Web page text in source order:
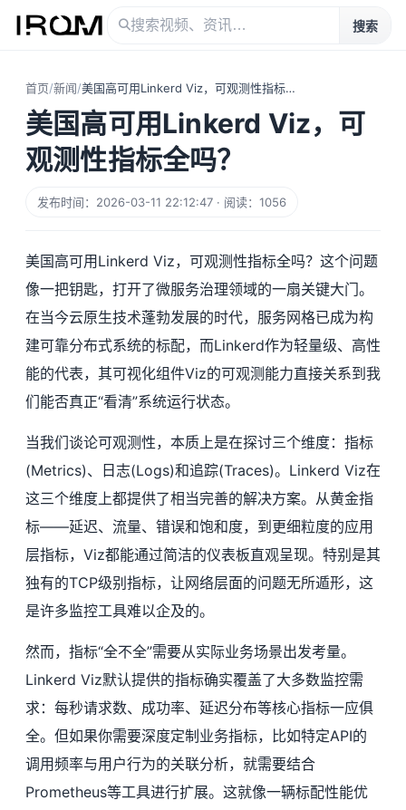
搜索
首页/新闻/ 美国高可用Linkerd Viz，可观测性指标全吗？
美国高可用Linkerd Viz，可
观测性指标全吗？
发布时间：2026-03-11 22:12:47 · 阅读：1056
美国高可用Linkerd Viz，可观测性指标全吗？这个问题
像一把钥匙，打开了微服务治理领域的一扇关键大门。
在当今云原生技术蓬勃发展的时代，服务网格已成为构
建可靠分布式系统的标配，而Linkerd作为轻量级、高性
能的代表，其可视化组件Viz的可观测能力直接关系到我
们能否真正“看清”系统运行状态。
当我们谈论可观测性，本质上是在探讨三个维度：指标
(Metrics)、日志(Logs)和追踪(Traces)。Linkerd Viz在
这三个维度上都提供了相当完善的解决方案。从黄金指
标——延迟、流量、错误和饱和度，到更细粒度的应用
层指标，Viz都能通过简洁的仪表板直观呈现。特别是其
独有的TCP级别指标，让网络层面的问题无所遁形，这
是许多监控工具难以企及的。
然而，指标“全不全”需要从实际业务场景出发考量。
Linkerd Viz默认提供的指标确实覆盖了大多数监控需
求：每秒请求数、成功率、延迟分布等核心指标一应俱
全。但如果你需要深度定制业务指标，比如特定API的
调用频率与用户行为的关联分析，就需要结合
Prometheus等工具进行扩展。这就像一辆标配性能优